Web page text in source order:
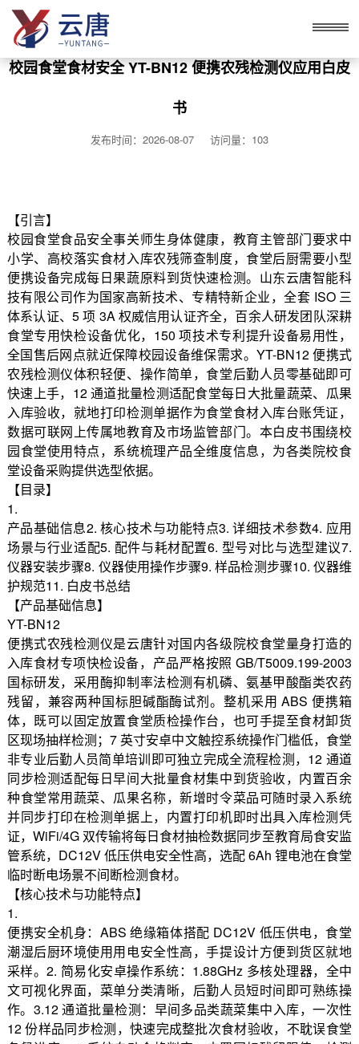
校园食堂食材安全 YT-BN12 便携农残检测仪应用白皮
书
发布时间：2026-08-07 访问量：103
【引言】
校园食堂食品安全事关师生身体健康，教育主管部门要求中
小学、高校落实食材入库农残筛查制度，食堂后厨需要小型
便携设备完成每日果蔬原料到货快速检测。山东云唐智能科
技有限公司作为国家高新技术、专精特新企业，全套 ISO 三
体系认证、5 项 3A 权威信用认证齐全，百余人研发团队深耕
食堂专用快检设备优化，150 项技术专利提升设备易用性，
全国售后网点就近保障校园设备维保需求。YT-BN12 便携式
农残检测仪体积轻便、操作简单，食堂后勤人员零基础即可
快速上手，12 通道批量检测适配食堂每日大批量蔬菜、瓜果
入库验收，就地打印检测单据作为食堂食材入库台账凭证，
数据可联网上传属地教育及市场监管部门。本白皮书围绕校
园食堂使用特点，系统梳理产品全维度信息，为各类院校食
堂设备采购提供选型依据。
【目录】
1.
产品基础信息2. 核心技术与功能特点3. 详细技术参数4. 应用
场景与行业适配5. 配件与耗材配置6. 型号对比与选型建议7.
仪器安装步骤8. 仪器使用操作步骤9. 样品检测步骤10. 仪器维
护规范11. 白皮书总结
【产品基础信息】
YT-BN12
便携式农残检测仪是云唐针对国内各级院校食堂量身打造的
入库食材专项快检设备，产品严格按照 GB/T5009.199-2003
国标研发，采用酶抑制率法检测有机磷、氨基甲酸酯类农药
残留，兼容两种国标胆碱酯酶试剂。整机采用 ABS 便携箱
体，既可以固定放置食堂质检操作台，也可手提至食材卸货
区现场抽样检测；7 英寸安卓中文触控系统操作门槛低，食堂
非专业后勤人员简单培训即可独立完成全流程检测，12 通道
同步检测适配每日早间大批量食材集中到货验收，内置百余
种食堂常用蔬菜、瓜果名称，新增时令菜品可随时录入系统
并同步打印在检测单据上，内置打印机即时出具入库检测凭
证，WiFi/4G 双传输将每日食材抽检数据同步至教育局食安监
管系统，DC12V 低压供电安全性高，选配 6Ah 锂电池在食堂
临时断电场景不间断检测食材。
【核心技术与功能特点】
1.
便携安全机身：ABS 绝缘箱体搭配 DC12V 低压供电，食堂
潮湿后厨环境使用用电安全性高，手提设计方便到货区就地
采样。2. 简易化安卓操作系统：1.88GHz 多核处理器，全中
文可视化界面，菜单分类清晰，后勤人员短时间即可熟练操
作。3.12 通道批量检测：早间多品类蔬菜集中入库，一次性
12 份样品同步检测，快速完成整批次食材验收，不耽误食堂